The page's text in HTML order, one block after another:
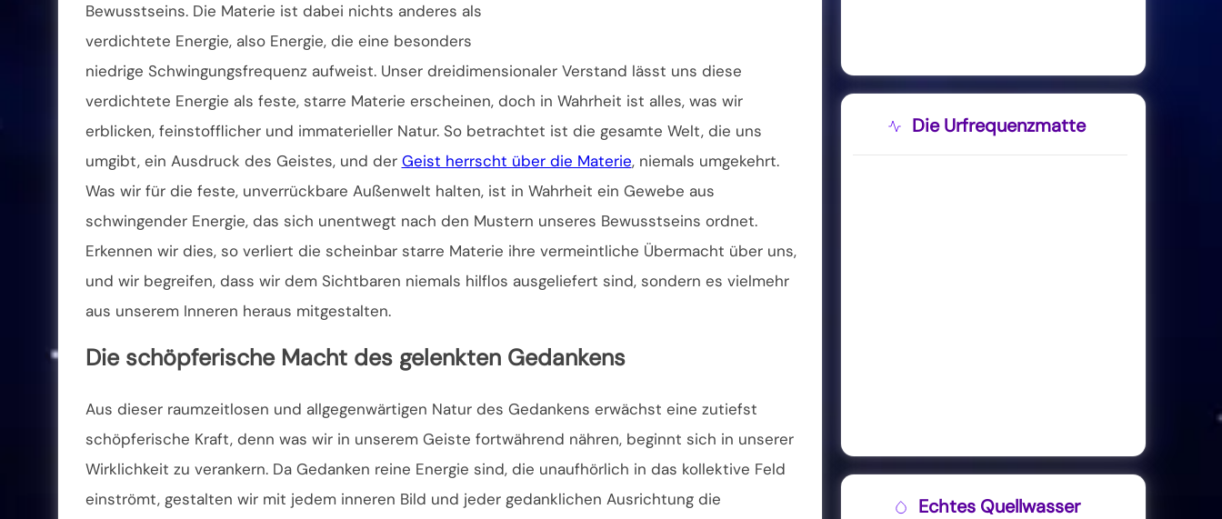
Bewusstseins. Die Materie ist dabei nichts anderes als
verdichtete Energie, also Energie, die eine besonders
niedrige Schwingungsfrequenz aufweist. Unser dreidimensionaler Verstand lässt uns diese
verdichtete Energie als feste, starre Materie erscheinen, doch in Wahrheit ist alles, was wir
erblicken, feinstofflicher und immaterieller Natur. So betrachtet ist die gesamte Welt, die uns
umgibt, ein Ausdruck des Geistes, und der Geist herrscht über die Materie, niemals umgekehrt.
Was wir für die feste, unverrückbare Außenwelt halten, ist in Wahrheit ein Gewebe aus
schwingender Energie, das sich unentwegt nach den Mustern unseres Bewusstseins ordnet.
Erkennen wir dies, so verliert die scheinbar starre Materie ihre vermeintliche Übermacht über uns,
und wir begreifen, dass wir dem Sichtbaren niemals hilflos ausgeliefert sind, sondern es vielmehr
aus unserem Inneren heraus mitgestalten.
Die schöpferische Macht des gelenkten Gedankens
Aus dieser raumzeitlosen und allgegenwärtigen Natur des Gedankens erwächst eine zutiefst
schöpferische Kraft, denn was wir in unserem Geiste fortwährend nähren, beginnt sich in unserer
Wirklichkeit zu verankern. Da Gedanken reine Energie sind, die unaufhörlich in das kollektive Feld
einströmt, gestalten wir mit jedem inneren Bild und jeder gedanklichen Ausrichtung die
Die Urfrequenzmatte
Echtes Quellwasser